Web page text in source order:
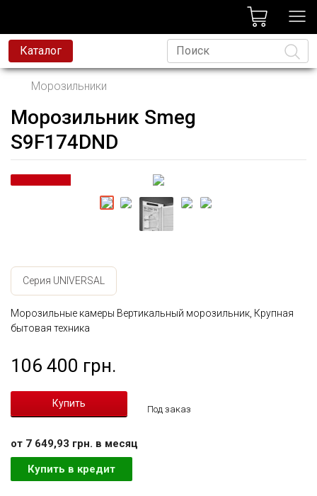
Каталог
Морозильники
Морозильник Smeg
S9F174DND
Серия UNIVERSAL
Морозильные камеры Вертикальный морозильник, Крупная
бытовая техника
106 400 грн.
Под заказ
от 7 649,93 грн. в месяц
Купить в кредит